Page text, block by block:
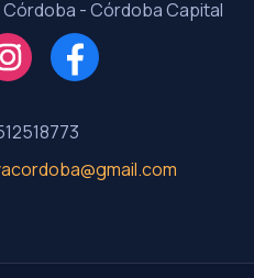
- Córdoba Capital